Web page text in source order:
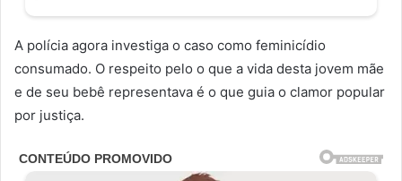
A polícia agora investiga o caso como feminicídio
consumado. O respeito pelo o que a vida desta jovem mãe
e de seu bebê representava é o que guia o clamor popular
por justiça.